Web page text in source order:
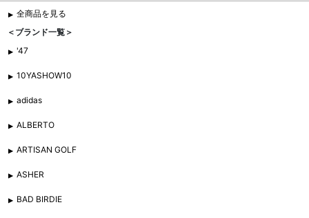
全商品を見る
＜ブランド一覧＞
'47
10YASHOW10
adidas
ALBERTO
ARTISAN GOLF
ASHER
BAD BIRDIE